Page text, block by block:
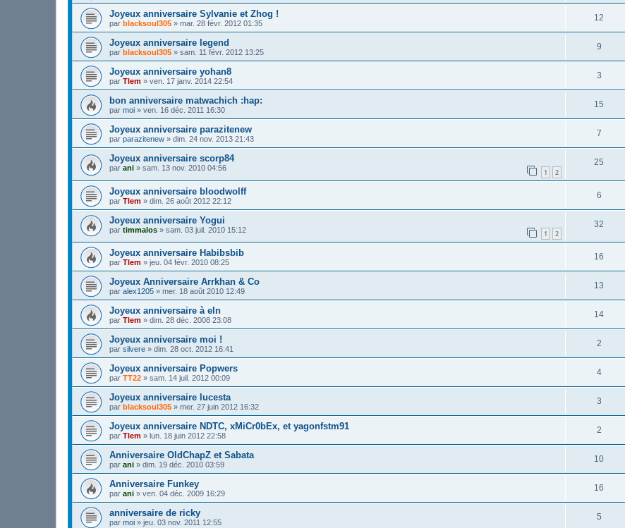
Joyeux anniversaire Sylvanie et Zhog !
par blacksoul305 » mar. 28 févr. 2012 01:35
12
Joyeux anniversaire legend
par blacksoul305 » sam. 11 févr. 2012 13:25
9
Joyeux anniversaire yohan8
par Tlem » ven. 17 janv. 2014 22:54
3
bon anniversaire matwachich :hap:
par moi » ven. 16 déc. 2011 16:30
15
Joyeux anniversaire parazitenew
par parazitenew » dim. 24 nov. 2013 21:43
7
Joyeux anniversaire scorp84
par ani » sam. 13 nov. 2010 04:56 1 2
25
Joyeux anniversaire bloodwolff
par Tlem » dim. 26 août 2012 22:12
6
Joyeux anniversaire Yogui
par timmalos » sam. 03 juil. 2010 15:12 1 2
32
Joyeux anniversaire Habibsbib
par Tlem » jeu. 04 févr. 2010 08:25
16
Joyeux Anniversaire Arrkhan & Co
par alex1205 » mer. 18 août 2010 12:49
13
Joyeux anniversaire à eln
par Tlem » dim. 28 déc. 2008 23:08
14
Joyeux anniversaire moi !
par silvere » dim. 28 oct. 2012 16:41
2
Joyeux anniversaire Popwers
par TT22 » sam. 14 juil. 2012 00:09
4
Joyeux anniversaire lucesta
par blacksoul305 » mer. 27 juin 2012 16:32
3
Joyeux anniversaire NDTC, xMiCr0bEx, et yagonfstm91
par Tlem » lun. 18 juin 2012 22:58
2
Anniversaire OldChapZ et Sabata
par ani » dim. 19 déc. 2010 03:59
10
Anniversaire Funkey
par ani » ven. 04 déc. 2009 16:29
16
anniversaire de ricky
par moi » jeu. 03 nov. 2011 12:55
5